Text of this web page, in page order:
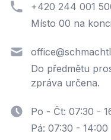
+420 244 001
Místo 00 na
Do předmětu
zpráva určena.
Po - Čt: 07:30 -
Pá: 07:30 - 14:00